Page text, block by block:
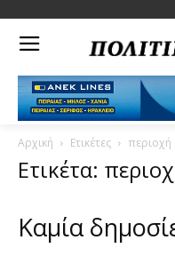
Αρχική Ετικέτες περιοχή
Ετικέτα:
Καμία